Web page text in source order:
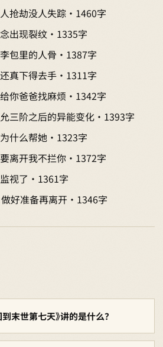
抢劫没人失踪 · 1460字
出现裂纹 · 1335字
包里的人骨 · 1387字
真下得去手 · 1311字
你爸爸找麻烦 · 1342字
三阶之后的异能变化 · 1393字
什么帮她 · 1323字
离开我不拦你 · 1372字
视了 · 1361字
好准备再离开 · 1346字
末世第七天》讲的是什么？